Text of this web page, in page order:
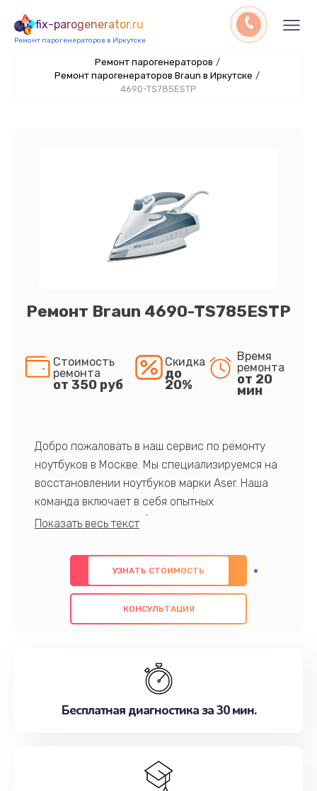
fix-parogenerator.ru
Ремонт парогенераторов в Иркутске
Ремонт парогенераторов /
Ремонт парогенераторов Braun в Иркутске /
4690-TS785ESTP
Ремонт Braun 4690-TS785ESTP
Стоимость
ремонта
от 350 руб
Скидка
до
20%
Время
ремонта
от 20
мин
Добро пожаловать в наш сервис по ремонту
ноутбуков в Москве. Мы специализируемся на
восстановлении ноутбуков марки Aser. Наша
команда включает в себя опытных
профессионалов с обширными знаниями и
предлагаем быстрый и качественный ремонт с
использованием оригинальных компонентов, а
также гарантируем качество всех
проведенных работ. Наша цель - предоставить
наилучшим образом. Не медлите записаться на
УЗНАТЬ СТОИМОСТЬ
КОНСУЛЬТАЦИЯ
Бесплатная диагностика за 30 мин.